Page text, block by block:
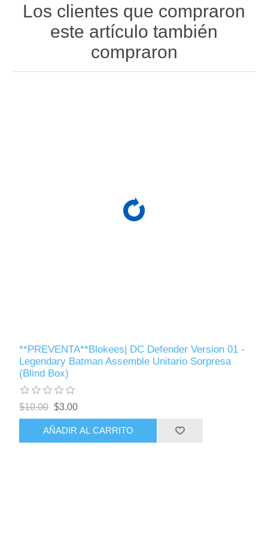
Los clientes que compraron
este artículo también
compraron
**PREVENTA**Blokees| DC Defender Version 01 -
Legendary Batman Assemble Unitario Sorpresa
(Blind Box)
$10.00 $3.00
AÑADIR AL CARRITO